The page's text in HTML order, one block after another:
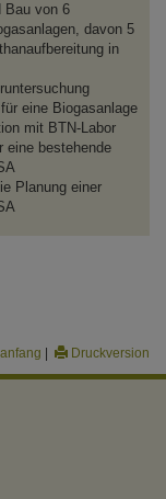
Bau von 6
davon 5
in
eine Biogasanlage
mit BTN-Labor
eine bestehende
Planung einer
Druckversion